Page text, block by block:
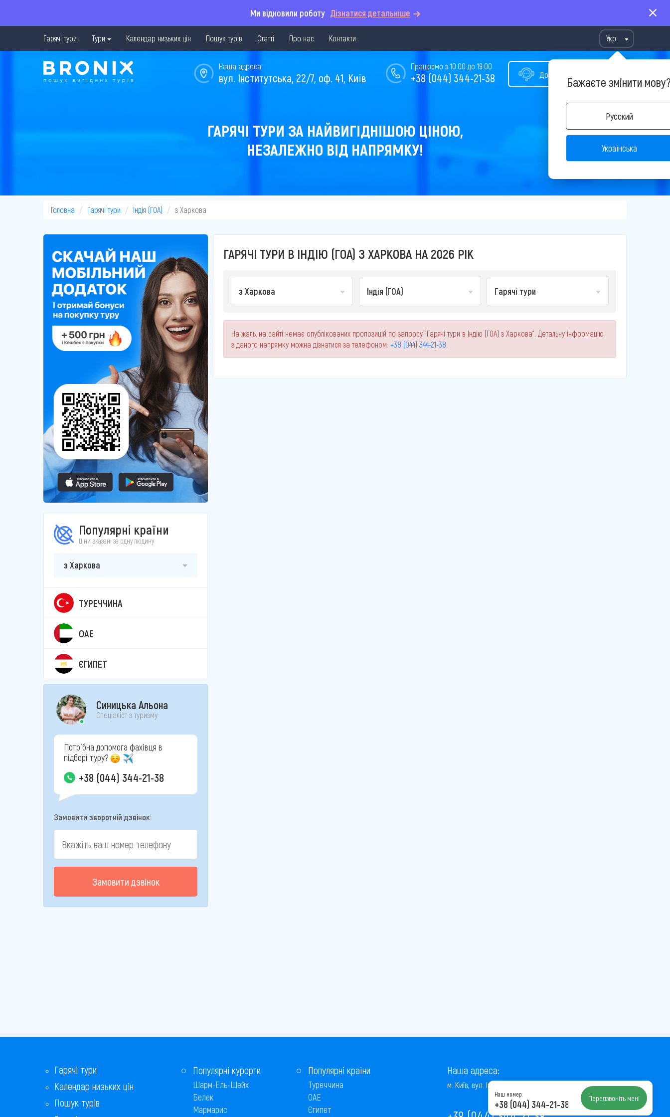
Ми відновили роботу Дізнатися детальніше
Гарячі тури Тури Календар низьких цін Пошук турів Статті Про нас Контакти Укр
Бажаєте змінити
Русский
Українська
Допомога у виборі туру
Працюємо з 10:00 до 19:00
+38 (044) 344-21-38
Наша адреса
вул. Інститутська, 22/7, оф. 41, Київ
ГАРЯЧІ ТУРИ ЗА НАЙВИГІДНІШОЮ ЦІНОЮ,
НЕЗАЛЕЖНО ВІД НАПРЯМКУ!
Головна Гарячі тури Індія (ГОА) з Харкова
Популярні країни
Ціни вказані за одну людину
з Харкова
ТУРЕЧЧИНА
ОАЕ
ЄГИПЕТ
Синицька Альона
Спеціаліст з туризму
Потрібна допомога фахівця в
підборі туру?
+38 (044) 344-21-38
Замовити зворотній дзвінок:
Замовити дзвінок
ГАРЯЧІ ТУРИ В ІНДІЮ (ГОА) З ХАРКОВА НА 2026 РІК
з Харкова Індія (ГОА) Гарячі тури
На жаль, на сайті немає опублікованих пропозицій по запросу "Гарячі тури в Індію (ГОА) з Харкова". Детальну інформацію
з даного напрямку можна дізнатися за телефоном: +38 (044) 344-21-38
Гарячі тури
Календар низьких цін
Пошук турів
Популярні курорти
Шарм-Ель-Шейх
Белек
Мармарис
Популярні країни
Туреччина
ОАЕ
Єгипет
Наша адреса:
м. Київ, вул. Інститутська, 22/7, оф. 41
Наш номер:
+38 (044) 344-21-38 Передзвоніть мені